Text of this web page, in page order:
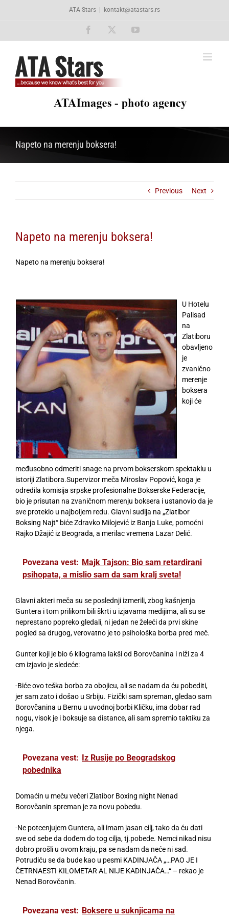
ATA Stars kontakt@atastars.rs
Facebook YouTube
Napeto na merenju boksera!
Previous Next
Napeto na merenju boksera!
Napeto na merenju boksera!
U Hotelu
Palisad
na
Zlatiboru
obavljeno
je
zvanično
merenje
boksera
koji će
međusobno odmeriti snage na prvom bokserskom spektaklu u
istoriji Zlatibora.Supervizor meča Miroslav Popović, koga je
odredila komisija srpske profesionalne Bokserske Federacije,
bio je prisutan na zvaničnom merenju boksera i ustanovio da je
sve proteklo u najboljem redu. Glavni sudija na „Zlatibor
Boksing Najt“ biće Zdravko Milojević iz Banja Luke, pomoćni
Rajko Džajić iz Beograda, a merilac vremena Lazar Delić.
Povezana vest: Majk Tajson: Bio sam retardirani
psihopata, a mislio sam da sam kralj sveta!
Glavni akteri meča su se poslednji izmerili, zbog kašnjenja
Guntera i tom prilikom bili škrti u izjavama medijima, ali su se
neprestano popreko gledali, ni jedan ne želeći da prvi skine
pogled sa drugog, verovatno je to psihološka borba pred meč.
Gunter koji je bio 6 kilograma lakši od Borovčanina i niži za 4
cm izjavio je sledeće:
-Biće ovo teška borba za obojicu, ali se nadam da ću pobediti,
jer sam zato i došao u Srbiju. Fizički sam spreman, gledao sam
Borovčanina u Bernu u uvodnoj borbi Kličku, ima dobar rad
nogu, visok je i boksuje sa distance, ali sam spremio taktiku za
njega.
Povezana vest: Iz Rusije po Beogradskog
pobednika
Domaćin u meču večeri Zlatibor Boxing night Nenad
Borovčanin spreman je za novu pobedu.
-Ne potcenjujem Guntera, ali imam jasan cilj, tako da ću dati
sve od sebe da dođem do tog cilja, tj.pobede. Nemci nikad nisu
dobro prošli u ovom kraju, pa se nadam da neće ni sad.
Potrudiću se da bude kao u pesmi KADINJAČA „…PAO JE I
ČETRNAESTI KILOMETAR AL NIJE KADINJAČA…“ – rekao je
Nenad Borovčanin.
Povezana vest: Boksere u suknjicama na